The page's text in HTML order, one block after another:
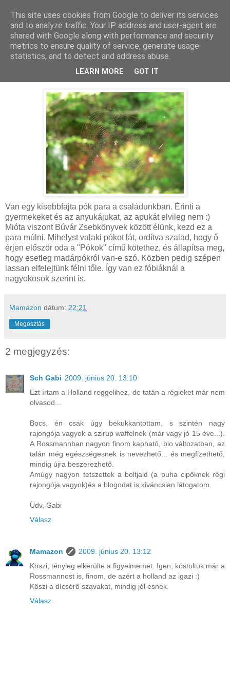
MAMAZON
2009. június 19., péntek
Van egy kisebbfajta pók para a családunkban. Érinti a
gyermekeket és az anyukájukat, az apukát elvileg nem :)
Mióta viszont Búvár Zsebkönyvek között élünk, kezd ez a
para múlni. Mihelyst valaki pókot lát, ordítva szalad, hogy ő
érjen először oda a "Pókok" című kötethez, és állapítsa meg,
hogy esetleg madárpókról van-e szó. Közben pedig szépen
lassan elfelejtünk félni tőle. Így van ez fóbiáknál a
nagyokosok szerint is.
Mamazon dátum: 22:21
Megosztás
2 megjegyzés:
Sch Gabi 2009. június 20. 13:10
Ezt írtam a Holland reggelihez, de tatán a régieket már nem
olvasod...
Bocs, én csak úgy bekukkantottam, s szintén nagy
rajongója vagyok a szirup waffelnek (már vagy jó 15 éve...).
A Rossmannban nagyon finom kapható, bio változatban, az
talán még egészségesnek is nevezhető... és megfizethető,
mindig újra beszerezhető.
Amúgy nagyon tetszettek a boltjaid (a puha cipőknek régi
rajongója vagyok)és a blogodat is kiváncsian látogatom.
Üdv, Gabi
Válasz
Mamazon
2009. június 20. 13:12
Köszi, tényleg elkerülte a figyelmemet. Igen, kóstoltuk már a
Rossmannost is, finom, de azért a holland az igazi :)
Köszi a dícsérő szavakat, mindig jól esnek.
Válasz
This site uses cookies from Google to deliver its services
and to analyze traffic. Your IP address and user-agent are
shared with Google along with performance and security
metrics to ensure quality of service, generate usage
statistics, and to detect and address abuse.
LEARN MORE GOT IT